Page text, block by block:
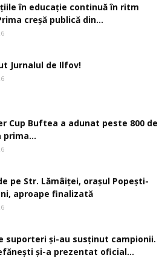
în educație continuă în ritm
creşă publică din...
Jurnalul de Ilfov!
Cup Buftea a adunat peste 800 de
prima...
pe Str. Lămâiţei, oraşul Popeşti-
aproape finalizată
suporteri și-au susținut campionii.
și-a prezentat oficial...